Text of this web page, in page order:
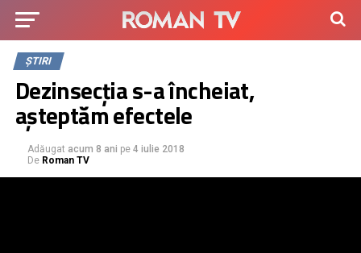
ȘTIRI
Dezinsecția s-a încheiat,
așteptăm efectele
Adăugat acum 8 ani pe 4 iulie 2018
De Roman TV